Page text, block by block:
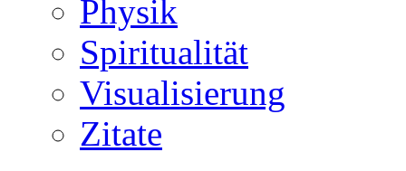
Physik
Spiritualität
Visualisierung
Zitate